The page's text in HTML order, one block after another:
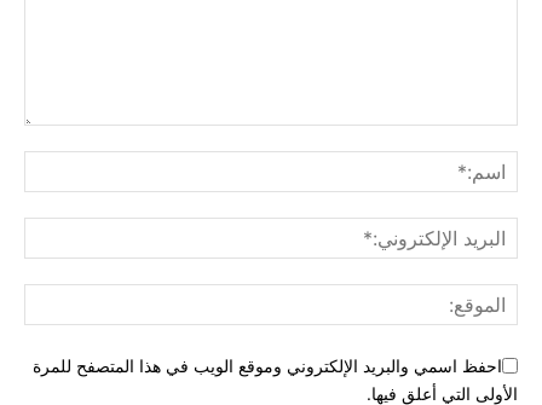
احفظ اسمي والبريد الإلكتروني وموقع الويب في هذا المتصفح للمرة
الأولى التي أعلق فيها.